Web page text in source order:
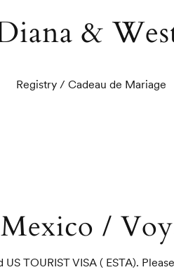
&
Registry / Cadeau de Mariage
/
TOURIST VISA ( ESTA).